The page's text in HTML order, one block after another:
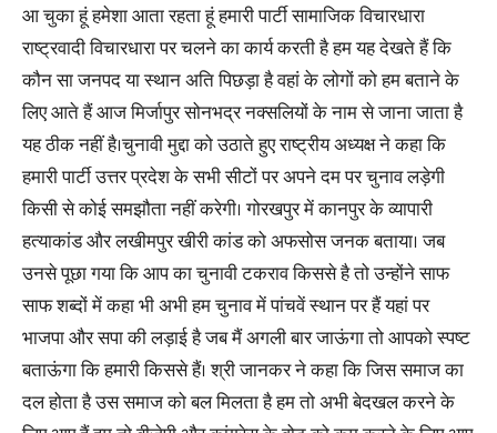
आ चुका हूं हमेशा आता रहता हूं हमारी पार्टी सामाजिक विचारधारा
राष्ट्रवादी विचारधारा पर चलने का कार्य करती है हम यह देखते हैं कि
कौन सा जनपद या स्थान अति पिछड़ा है वहां के लोगों को हम बताने के
लिए आते हैं आज मिर्जापुर सोनभद्र नक्सलियों के नाम से जाना जाता है
यह ठीक नहीं है।चुनावी मुद्दा को उठाते हुए राष्ट्रीय अध्यक्ष ने कहा कि
हमारी पार्टी उत्तर प्रदेश के सभी सीटों पर अपने दम पर चुनाव लड़ेगी
किसी से कोई समझौता नहीं करेगी। गोरखपुर में कानपुर के व्यापारी
हत्याकांड और लखीमपुर खीरी कांड को अफसोस जनक बताया। जब
उनसे पूछा गया कि आप का चुनावी टकराव किससे है तो उन्होंने साफ
साफ शब्दों में कहा भी अभी हम चुनाव में पांचवें स्थान पर हैं यहां पर
भाजपा और सपा की लड़ाई है जब मैं अगली बार जाऊंगा तो आपको स्पष्ट
बताऊंगा कि हमारी किससे हैं। श्री जानकर ने कहा कि जिस समाज का
दल होता है उस समाज को बल मिलता है हम तो अभी बेदखल करने के